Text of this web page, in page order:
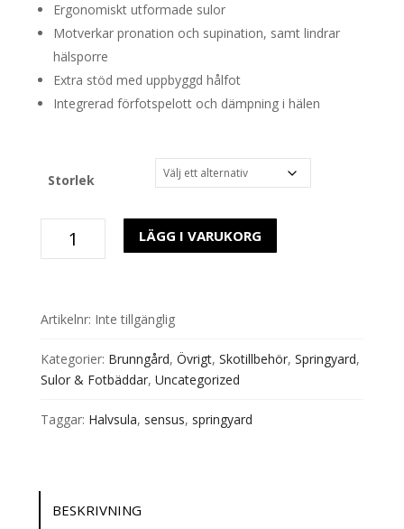
Ergonomiskt utformade sulor
Motverkar pronation och supination, samt lindrar
hälsporre
Extra stöd med uppbyggd hålfot
Integrerad förfotspelott och dämpning i hälen
Storlek
mängd
LÄGG I VARUKORG
Artikelnr: Inte tillgänglig
Kategorier: Brunngård, Övrigt, Skotillbehör, Springyard,
Sulor & Fotbäddar, Uncategorized
Taggar: Halvsula, sensus, springyard
BESKRIVNING